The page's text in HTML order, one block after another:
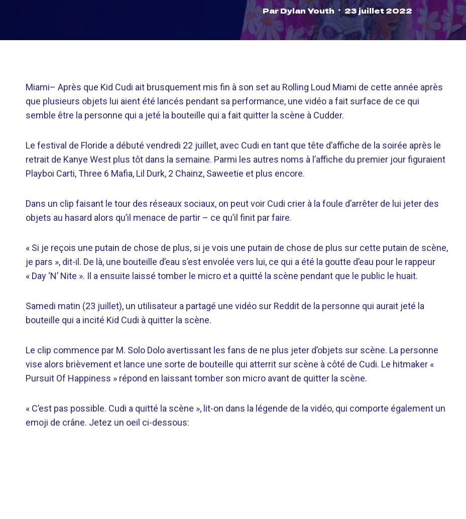
ParDylan Youth 23 juillet 2022
Miami– Après que Kid Cudi ait brusquement mis fin à son set au Rolling Loud Miami de cette année après
que plusieurs objets lui aient été lancés pendant sa performance, une vidéo a fait surface de ce qui
semble être la personne qui a jeté la bouteille qui a fait quitter la scène à Cudder.
Le festival de Floride a débuté vendredi 22 juillet, avec Cudi en tant que tête d’affiche de la soirée après le
retrait de Kanye West plus tôt dans la semaine. Parmi les autres noms à l’affiche du premier jour figuraient
Playboi Carti, Three 6 Mafia, Lil Durk, 2 Chainz, Saweetie et plus encore.
Dans un clip faisant le tour des réseaux sociaux, on peut voir Cudi crier à la foule d’arrêter de lui jeter des
objets au hasard alors qu’il menace de partir – ce qu’il finit par faire.
« Si je reçois une putain de chose de plus, si je vois une putain de chose de plus sur cette putain de scène,
je pars », dit-il. De là, une bouteille d’eau s’est envolée vers lui, ce qui a été la goutte d’eau pour le rappeur
« Day ‘N’ Nite ». Il a ensuite laissé tomber le micro et a quitté la scène pendant que le public le huait.
Samedi matin (23 juillet), un utilisateur a partagé une vidéo sur Reddit de la personne qui aurait jeté la
bouteille qui a incité Kid Cudi à quitter la scène.
Le clip commence par M. Solo Dolo avertissant les fans de ne plus jeter d’objets sur scène. La personne
vise alors brièvement et lance une sorte de bouteille qui atterrit sur scène à côté de Cudi. Le hitmaker «
Pursuit Of Happiness » répond en laissant tomber son micro avant de quitter la scène.
« C’est pas possible. Cudi a quitté la scène », lit-on dans la légende de la vidéo, qui comporte également un
emoji de crâne. Jetez un oeil ci-dessous: